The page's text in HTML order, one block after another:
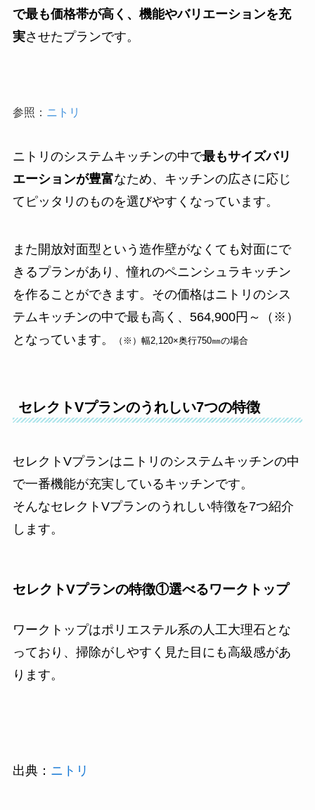
で最も価格帯が高く、機能やバリエーションを充
実させたプランです。
参照： ニトリ
ニトリのシステムキッチンの中で最もサイズバリ
エーションが豊富なため、キッチンの広さに応じ
てピッタリのものを選びやすくなっています。
また開放対面型という造作壁がなくても対面にで
きるプランがあり、憧れのペニンシュラキッチン
を作ることができます。その価格はニトリのシス
テムキッチンの中で最も高く、564,900円～（※）
となっています。
（※）幅2,120×奥行750㎜の場合
セレクトVプランのうれしい7つの特徴
セレクトVプランはニトリのシステムキッチンの中
で一番機能が充実しているキッチンです。
そんなセレクトVプランのうれしい特徴を7つ紹介
します。
セレクトVプランの特徴①選べるワークトップ
ワークトップはポリエステル系の人工大理石とな
っており、掃除がしやすく見た目にも高級感があ
ります。
出典： ニトリ